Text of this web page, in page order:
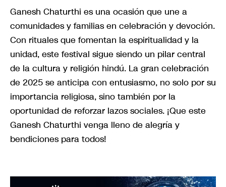
Ganesh Chaturthi es una ocasión que une a
comunidades y familias en celebración y devoción.
Con rituales que fomentan la espiritualidad y la
unidad, este festival sigue siendo un pilar central
de la cultura y religión hindú. La gran celebración
de 2025 se anticipa con entusiasmo, no solo por su
importancia religiosa, sino también por la
oportunidad de reforzar lazos sociales. ¡Que este
Ganesh Chaturthi venga lleno de alegría y
bendiciones para todos!